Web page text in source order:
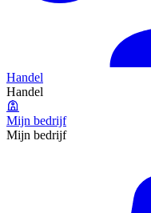
Handel
Handel
Mijn bedrijf
Mijn bedrijf